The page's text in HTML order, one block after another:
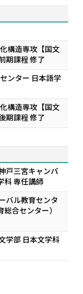
構造専攻【国文
期課程 修了
ンター 日本語学
構造専攻【国文
期課程 修了
戸三宮キャンパ
科 専任講師
バル教育センタ
合センター）
学部 日本文学科